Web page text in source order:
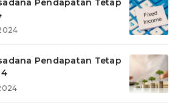
Pendapatan Tetap
Pendapatan Tetap